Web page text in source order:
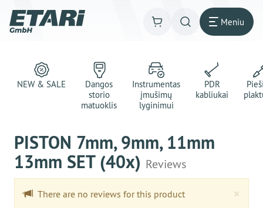
Meniu
NEW & SALE
Dangos
storio
matuoklis
Instrumentas
įmušimų
lyginimui
PDR
kabliukai
PISTON 7mm, 9mm, 11mm
13mm SET (40x) Reviews
×
There are no reviews for this product